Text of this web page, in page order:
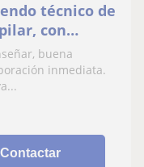
técnico de
con
en una
buena
inmediata.
Contactar